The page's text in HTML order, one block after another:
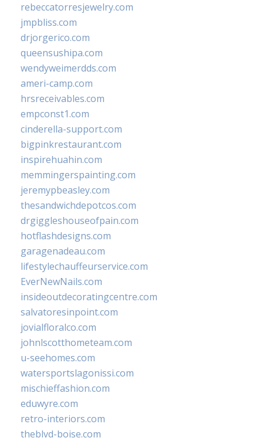
rebeccatorresjewelry.com
jmpbliss.com
drjorgerico.com
queensushipa.com
wendyweimerdds.com
ameri-camp.com
hrsreceivables.com
empconst1.com
cinderella-support.com
bigpinkrestaurant.com
inspirehuahin.com
memmingerspainting.com
jeremypbeasley.com
thesandwichdepotcos.com
drgiggleshouseofpain.com
hotflashdesigns.com
garagenadeau.com
lifestylechauffeurservice.com
EverNewNails.com
insideoutdecoratingcentre.com
salvatoresinpoint.com
jovialfloralco.com
johnlscotthometeam.com
u-seehomes.com
watersportslagonissi.com
mischieffashion.com
eduwyre.com
retro-interiors.com
theblvd-boise.com